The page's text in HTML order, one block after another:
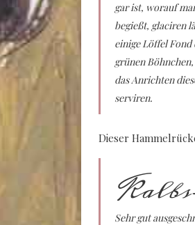
gar ist, worauf
begießt, glaciren
einige Löffel
grünen
das Anrichten
serviren.
Dieser
Sehr gut